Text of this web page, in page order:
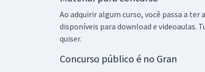
Ao adquirir algum curso, você passa a
disponíveis para download e videoaulas.
quiser.
Concurso público é no Gran